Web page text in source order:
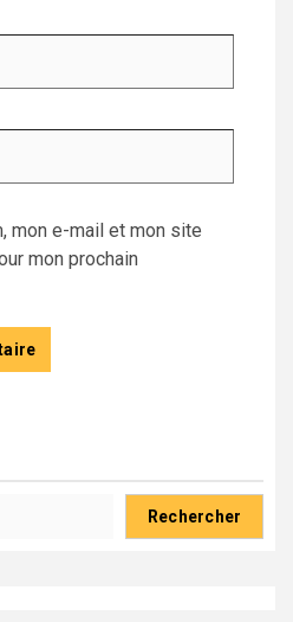
mon e-mail et mon site
mon prochain
Rechercher